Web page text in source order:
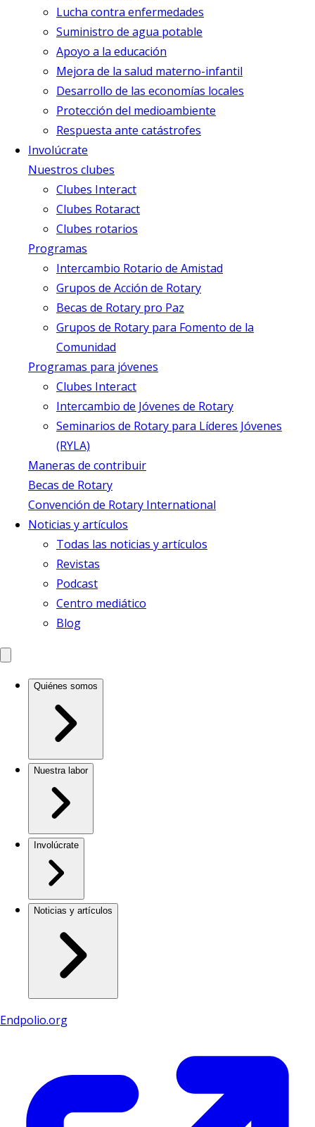
Lucha contra enfermedades
Suministro de agua potable
Apoyo a la educación
Mejora de la salud materno-infantil
Desarrollo de las economías locales
Protección del medioambiente
Respuesta ante catástrofes
Involúcrate
Nuestros clubes
Clubes Interact
Clubes Rotaract
Clubes rotarios
Programas
Intercambio Rotario de Amistad
Grupos de Acción de Rotary
Becas de Rotary pro Paz
Grupos de Rotary para Fomento de la
Comunidad
Programas para jóvenes
Clubes Interact
Intercambio de Jóvenes de Rotary
Seminarios de Rotary para Líderes Jóvenes
(RYLA)
Maneras de contribuir
Becas de Rotary
Convención de Rotary International
Noticias y artículos
Todas las noticias y artículos
Revistas
Podcast
Centro mediático
Blog
Quiénes somos
Nuestra labor
Involúcrate
Noticias y artículos
Endpolio.org